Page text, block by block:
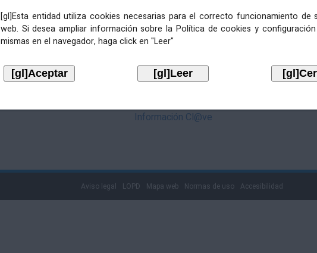
[gl]Esta entidad utiliza cookies necesarias para el correcto funcionamiento de
web. Si desea ampliar información sobre la Política de cookies y
mismas en el navegador, haga click en "Leer"
Información Cl@ve
Aviso legal LOPD Mapa web Normas de uso Accesibilidad